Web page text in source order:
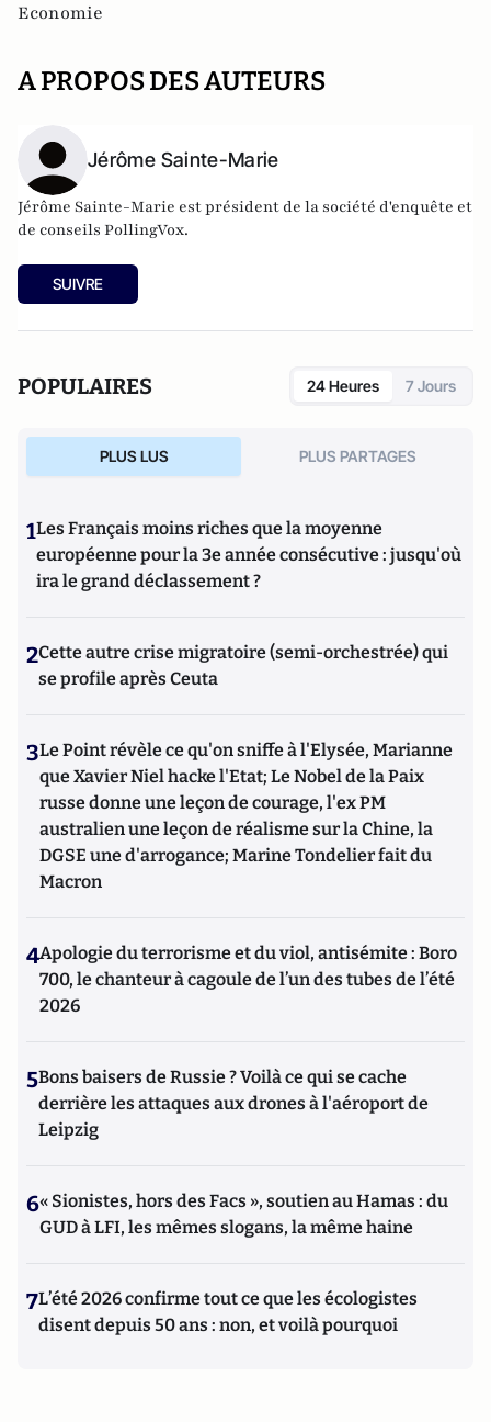
Economie
A PROPOS DES AUTEURS
Jérôme Sainte-Marie
Jérôme Sainte-Marie est président de la société d'enquête et
de conseils PollingVox.
SUIVRE
POPULAIRES 24 Heures 7 Jours
PLUS LUS PLUS PARTAGES
1Les Français moins riches que la moyenne
européenne pour la 3e année consécutive : jusqu'où
ira le grand déclassement ?
2Cette autre crise migratoire (semi-orchestrée) qui
se profile après Ceuta
3Le Point révèle ce qu'on sniffe à l'Elysée, Marianne
que Xavier Niel hacke l'Etat; Le Nobel de la Paix
russe donne une leçon de courage, l'ex PM
australien une leçon de réalisme sur la Chine, la
DGSE une d'arrogance; Marine Tondelier fait du
Macron
4Apologie du terrorisme et du viol, antisémite : Boro
700, le chanteur à cagoule de l’un des tubes de l’été
2026
5Bons baisers de Russie ? Voilà ce qui se cache
derrière les attaques aux drones à l'aéroport de
Leipzig
6« Sionistes, hors des Facs », soutien au Hamas : du
GUD à LFI, les mêmes slogans, la même haine
7L’été 2026 confirme tout ce que les écologistes
disent depuis 50 ans : non, et voilà pourquoi